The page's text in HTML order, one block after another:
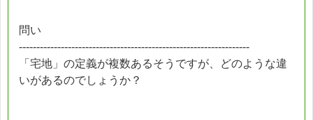
問い
------------------------------------------------------------------
「宅地」の定義が複数あるそうですが、どのような違
いがあるのでしょうか？